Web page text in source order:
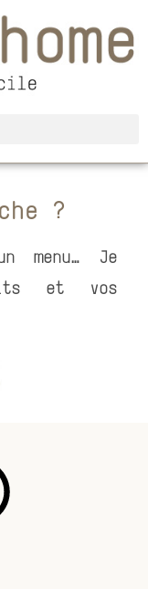
?
menu… Je
et vos